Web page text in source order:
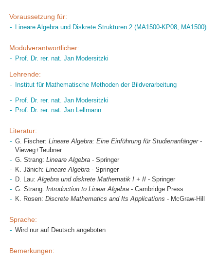
Voraussetzung für:
Lineare Algebra und Diskrete Strukturen 2 (MA1500-KP08, MA1500)
Modulverantwortlicher:
Prof. Dr. rer. nat. Jan Modersitzki
Lehrende:
Institut für Mathematische Methoden der Bildverarbeitung
Prof. Dr. rer. nat. Jan Modersitzki
Prof. Dr. rer. nat. Jan Lellmann
Literatur:
G. Fischer: Lineare Algebra: Eine Einführung für Studienanfänger-
Vieweg+Teubner
G. Strang: Lineare Algebra - Springer
K. Jänich: Lineare Algebra - Springer
D. Lau:Algebra und diskrete Mathematik I + II - Springer
G. Strang: Introduction to Linear Algebra - Cambridge Press
K. Rosen: Discrete Mathematics and Its Applications - McGraw-Hill
Sprache:
Wird nur auf Deutsch angeboten
Bemerkungen: